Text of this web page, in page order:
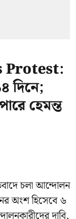
Protest:
দিনে;
হেমন্ত
চলা আন্দোলন
অংশ হিসেবে ৬